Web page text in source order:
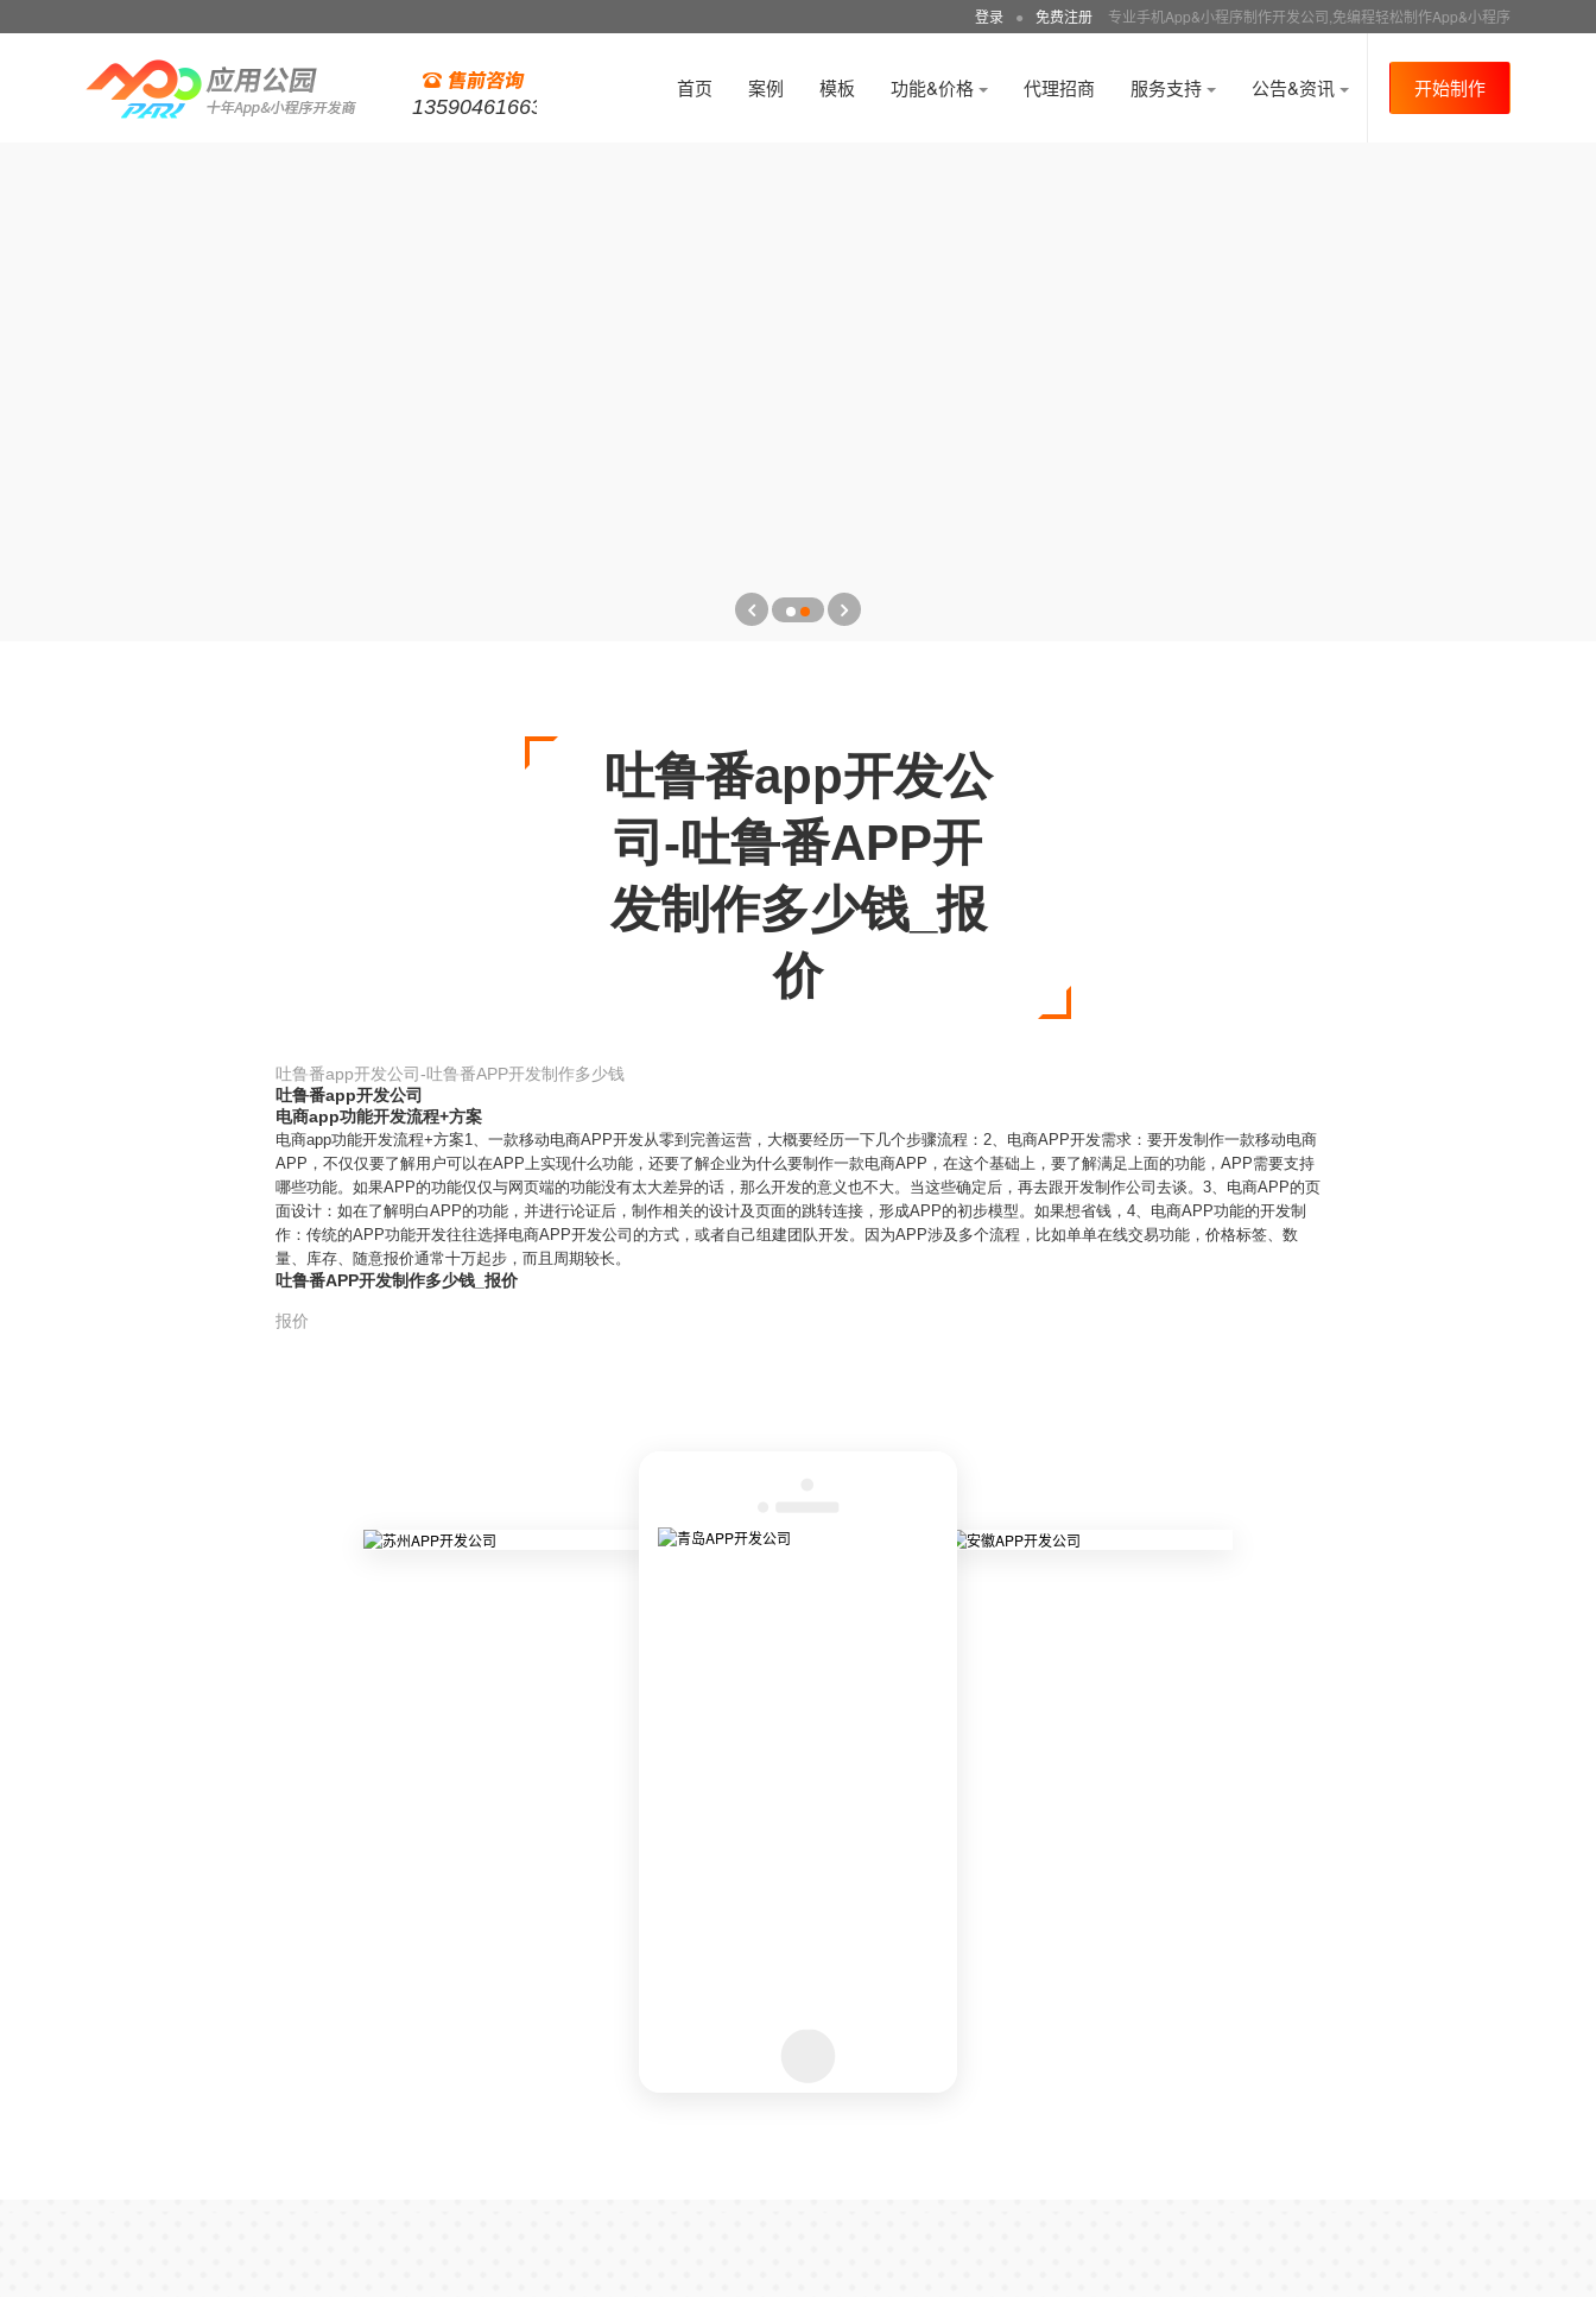
登录 ● 免费注册 专业手机App&小程序制作开发公司,免编程轻松制作App&小程序
13590461663
首页 案例 模板 功能&价格 代理招商 服务支持 公告&资讯 开始制作
吐鲁番app开发公
司-吐鲁番APP开
发制作多少钱_报
价
吐鲁番app开发公司-吐鲁番APP开发制作多少钱
吐鲁番app开发公司
电商app功能开发流程+方案
电商app功能开发流程+方案1、一款移动电商APP开发从零到完善运营，大概要经历一下几个步骤流程：2、电商APP开发需求：要开发制作一款移动电商
APP，不仅仅要了解用户可以在APP上实现什么功能，还要了解企业为什么要制作一款电商APP，在这个基础上，要了解满足上面的功能，APP需要支持
哪些功能。如果APP的功能仅仅与网页端的功能没有太大差异的话，那么开发的意义也不大。当这些确定后，再去跟开发制作公司去谈。3、电商APP的页
面设计：如在了解明白APP的功能，并进行论证后，制作相关的设计及页面的跳转连接，形成APP的初步模型。如果想省钱，4、电商APP功能的开发制
作：传统的APP功能开发往往选择电商APP开发公司的方式，或者自己组建团队开发。因为APP涉及多个流程，比如单单在线交易功能，价格标签、数
量、库存、随意报价通常十万起步，而且周期较长。
吐鲁番APP开发制作多少钱_报价
报价